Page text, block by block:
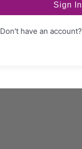
Sign In
Don't have an account?